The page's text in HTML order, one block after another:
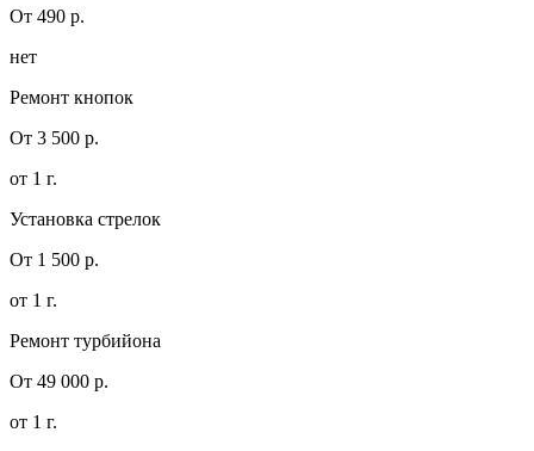
От 490 р.
нет
Ремонт кнопок
От 3 500 р.
от 1 г.
Установка стрелок
От 1 500 р.
от 1 г.
Ремонт турбийона
От 49 000 р.
от 1 г.